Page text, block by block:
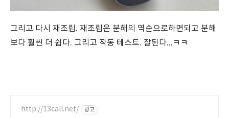
그리고 다시 재조립. 재조립은 분해의 역순으로하면되고 분해
보다 훨씬 더 쉽다. 그리고 작동 테스트. 잘된다...ㅋㅋ
http://13call.net/ 광고